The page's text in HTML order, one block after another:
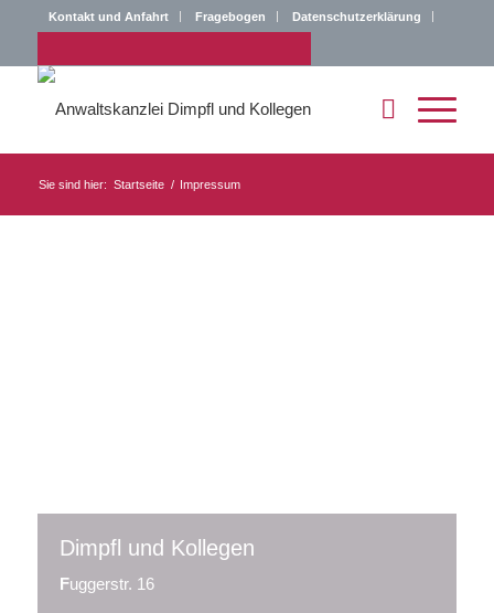
Kontakt und Anfahrt Fragebogen Datenschutzerklärung
Sie sind hier: Startseite / Impressum
Dimpfl und Kollegen
Fuggerstr. 16